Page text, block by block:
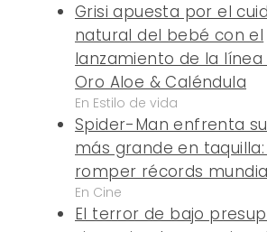
Grisi apuesta por el
natural del bebé con el
lanzamiento de la línea
Oro Aloe & Caléndula
En Estilo de vida
Spider-Man enfrenta
más grande en
romper récords
En Cine
El terror de bajo